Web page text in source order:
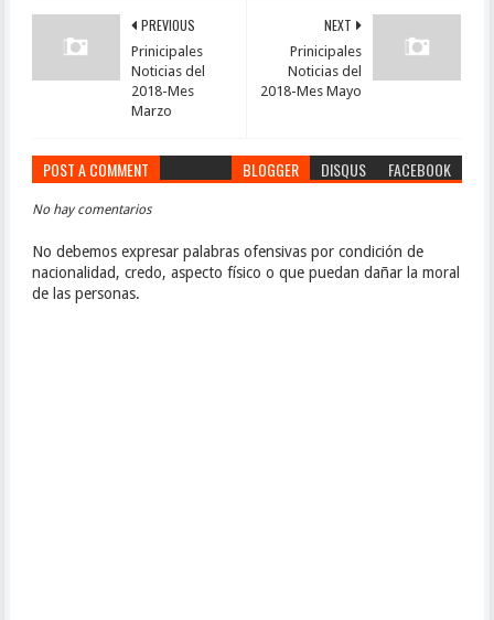
NEXT
Prinicipales
Noticias del
2018-Mes Mayo
PREVIOUS
Prinicipales
Noticias del
2018-Mes
Marzo
POST A COMMENT BLOGGER DISQUS FACEBOOK
No hay comentarios
No debemos expresar palabras ofensivas por condición de
nacionalidad, credo, aspecto físico o que puedan dañar la moral
de las personas.